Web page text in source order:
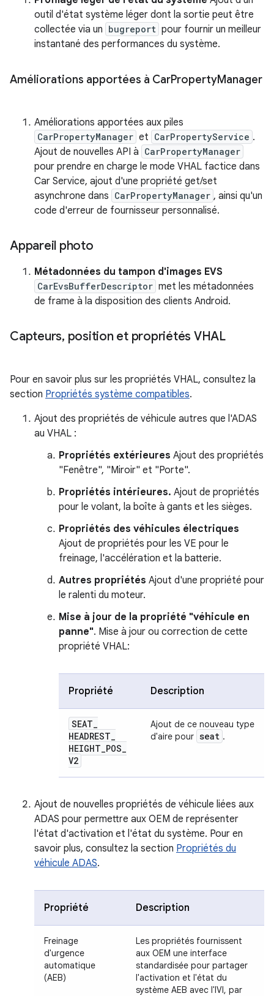
outil d'état système léger dont la sortie peut être
collectée via un bugreport pour fournir un meilleur
instantané des performances du système.
Améliorations apportées à CarPropertyManager
Améliorations apportées aux piles
CarPropertyManager et CarPropertyService .
Ajout de nouvelles API à CarPropertyManager
pour prendre en charge le mode VHAL factice dans
Car Service, ajout d'une propriété get/set
asynchrone dans CarPropertyManager , ainsi qu'un
code d'erreur de fournisseur personnalisé.
Appareil photo
Métadonnées du tampon d'images EVS
CarEvsBufferDescriptor met les métadonnées
de frame à la disposition des clients Android.
Capteurs, position et propriétés VHAL
Pour en savoir plus sur les propriétés VHAL, consultez la
section Propriétés système compatibles.
Ajout des propriétés de véhicule autres que l'ADAS
au VHAL :
Propriétés extérieures Ajout des propriétés
"Fenêtre", "Miroir" et "Porte".
Propriétés intérieures. Ajout de propriétés
pour le volant, la boîte à gants et les sièges.
Propriétés des véhicules électriques
Ajout de propriétés pour les VE pour le
freinage, l'accélération et la batterie.
Autres propriétés Ajout d'une propriété pour
le ralenti du moteur.
Mise à jour de la propriété "véhicule en
panne". Mise à jour ou correction de cette
propriété VHAL:
Propriété Description
SEAT_
HEADREST_
HEIGHT_POS_
V2
Ajout de ce nouveau type
d'aire pour seat .
Ajout de nouvelles propriétés de véhicule liées aux
ADAS pour permettre aux OEM de représenter
l'état d'activation et l'état du système. Pour en
savoir plus, consultez la section Propriétés du
véhicule ADAS.
Propriété Description
Freinage
d'urgence
automatique
(AEB)
Les propriétés fournissent
aux OEM une interface
standardisée pour partager
l'activation et l'état du
système AEB avec l'IVI, par